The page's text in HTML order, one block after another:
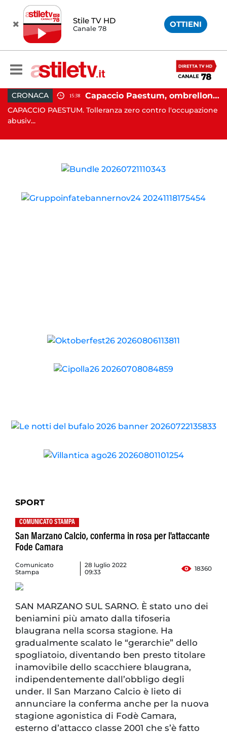
Stile TV HD
Canale 78 OTTIENI
CRONACA 15:38 Capaccio Paestum, ombrellone selvaggio: blitz della Municipale, sgomberate tutte le spiagge libere
CAPACCIO PAESTUM. Tolleranza zero contro l'occupazione
abusiv...
SPORT
COMUNICATO STAMPA
San Marzano Calcio, conferma in rosa per l'attaccante
Fode Camara
Comunicato
Stampa
28 luglio 2022
09:33
18360
SAN MARZANO SUL SARNO. È stato uno dei
beniamini più amato dalla tifoseria
blaugrana nella scorsa stagione. Ha
gradualmente scalato le “gerarchie” dello
spogliatoio, diventando ben presto titolare
inamovibile dello scacchiere blaugrana,
indipendentemente dall’obbligo degli
under. Il San Marzano Calcio è lieto di
annunciare la conferma anche per la nuova
stagione agonistica di Fodè Camara,
esterno d’attacco classe 2001 che s’è fatto